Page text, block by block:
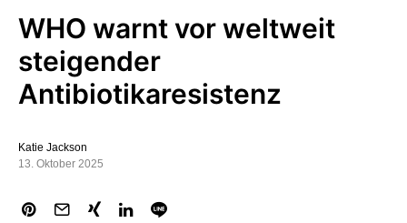
WHO warnt vor weltweit
steigender
Antibiotikaresistenz
Katie Jackson
13. Oktober 2025